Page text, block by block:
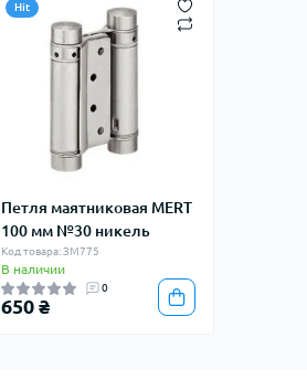
Hit
Петля маятниковая MERT
100 мм №30 никель
Код товара: ЗМ775
В наличии
0
650 ₴